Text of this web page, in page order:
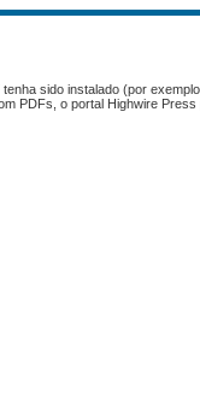
sido instalado (por
PDFs, o portal Highwire Press